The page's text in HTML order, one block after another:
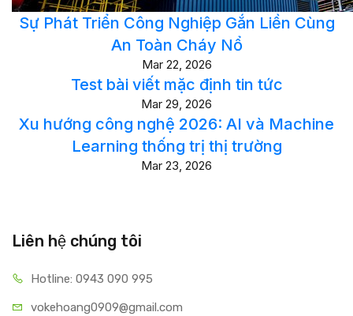
Sự Phát Triển Công Nghiệp Gắn Liền Cùng
An Toàn Cháy Nổ
Mar 22, 2026
Test bài viết mặc định tin tức
Mar 29, 2026
Xu hướng công nghệ 2026: AI và Machine
Learning thống trị thị trường
Mar 23, 2026
Liên hệ chúng tôi
Hotline: 0943 090 995
vokehoang0909@gmail.com